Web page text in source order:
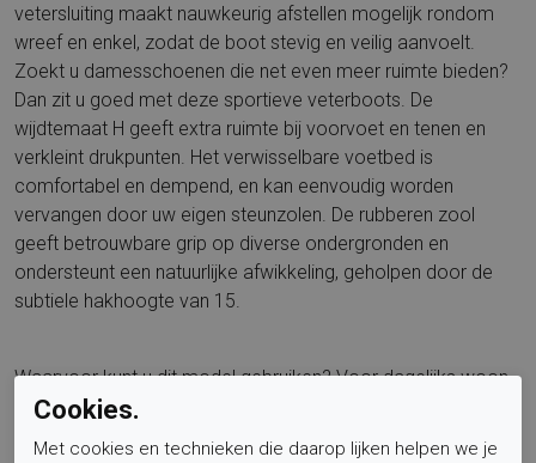
vetersluiting maakt nauwkeurig afstellen mogelijk rondom
wreef en enkel, zodat de boot stevig en veilig aanvoelt.
Zoekt u damesschoenen die net even meer ruimte bieden?
Dan zit u goed met deze sportieve veterboots. De
wijdtemaat H geeft extra ruimte bij voorvoet en tenen en
verkleint drukpunten. Het verwisselbare voetbed is
comfortabel en dempend, en kan eenvoudig worden
vervangen door uw eigen steunzolen. De rubberen zool
geeft betrouwbare grip op diverse ondergronden en
ondersteunt een natuurlijke afwikkeling, geholpen door de
subtiele hakhoogte van 15.
Waarvoor kunt u dit model gebruiken? Voor dagelijks woon
werkverkeer, stadswandelingen, shoppen of een weekendje
Cookies.
Met cookies en technieken die daarop lijken helpen we je